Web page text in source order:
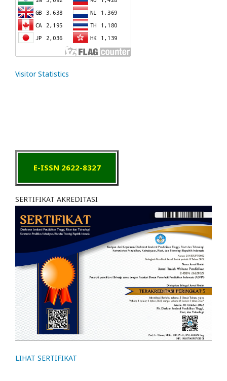
Visitor Statistics
E-ISSN 2622-8327
SERTIFIKAT AKREDITASI
LIHAT SERTIFIKAT